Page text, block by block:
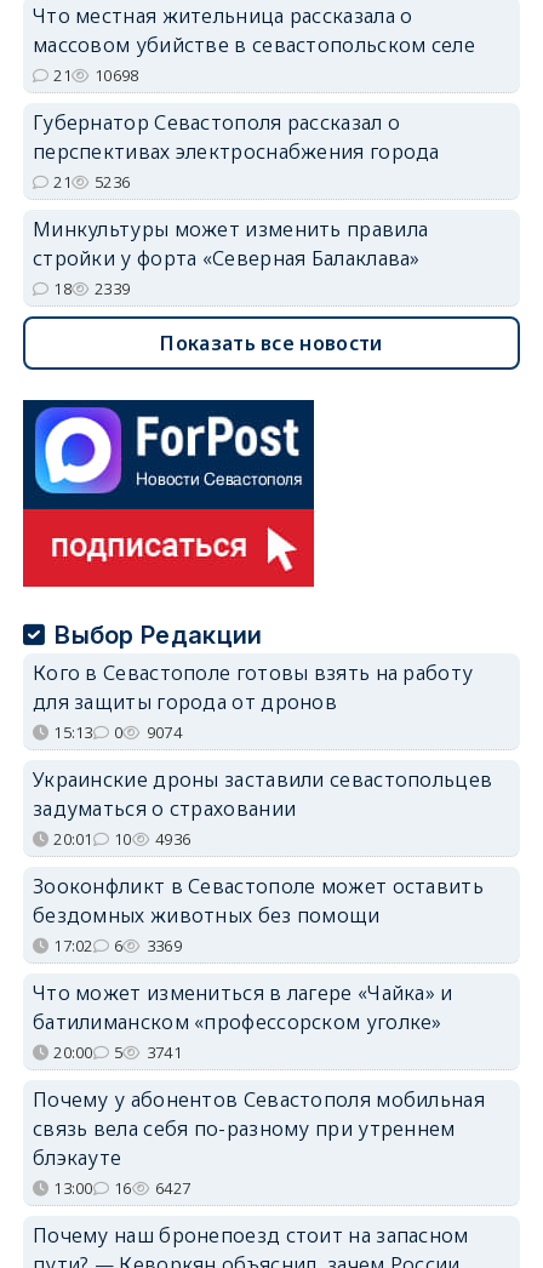
Что местная жительница рассказала о
массовом убийстве в севастопольском селе
21 10698
Губернатор Севастополя рассказал о
перспективах электроснабжения города
21 5236
Минкультуры может изменить правила
стройки у форта «Северная Балаклава»
18 2339
Показать все новости
Выбор Редакции
Кого в Севастополе готовы взять на работу
для защиты города от дронов
15:13 0 9074
Украинские дроны заставили севастопольцев
задуматься о страховании
20:01 10 4936
Зооконфликт в Севастополе может оставить
бездомных животных без помощи
17:02 6 3369
Что может измениться в лагере «Чайка» и
батилиманском «профессорском уголке»
20:00 5 3741
Почему у абонентов Севастополя мобильная
связь вела себя по-разному при утреннем
блэкауте
13:00 16 6427
Почему наш бронепоезд стоит на запасном